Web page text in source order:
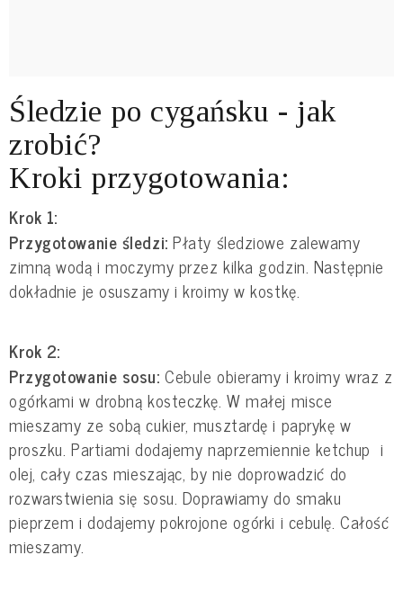
Śledzie po cygańsku - jak
zrobić?
Kroki przygotowania:
Krok 1:
Przygotowanie śledzi: Płaty śledziowe zalewamy
zimną wodą i moczymy przez kilka godzin. Następnie
dokładnie je osuszamy i kroimy w kostkę.
Krok 2:
Przygotowanie sosu: Cebule obieramy i kroimy wraz z
ogórkami w drobną kosteczkę. W małej misce
mieszamy ze sobą cukier, musztardę i paprykę w
proszku. Partiami dodajemy naprzemiennie ketchup i
olej, cały czas mieszając, by nie doprowadzić do
rozwarstwienia się sosu. Doprawiamy do smaku
pieprzem i dodajemy pokrojone ogórki i cebulę. Całość
mieszamy.